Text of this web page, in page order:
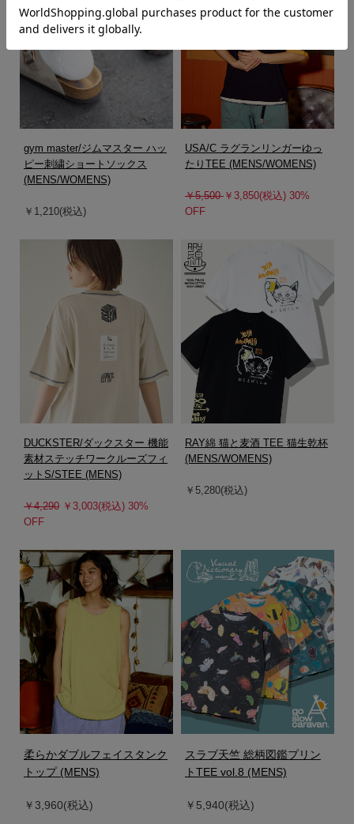
gym master/ジムマスター ハッ
ピー刺繍ショートソックス
(MENS/WOMENS)
￥1,210(税込)
USA/C ラグランリンガーゆっ
たりTEE (MENS/WOMENS)
￥5,500 ￥3,850(税込) 30%
OFF
DUCKSTER/ダックスター 機能
素材ステッチワークルーズフィ
ットS/STEE (MENS)
￥4,290 ￥3,003(税込) 30%
OFF
RAY綿 猫と麦酒 TEE 猫生乾杯
(MENS/WOMENS)
￥5,280(税込)
柔らかダブルフェイスタンク
トップ (MENS)
￥3,960(税込)
スラブ天竺 総柄図鑑プリン
トTEE vol.8 (MENS)
￥5,940(税込)